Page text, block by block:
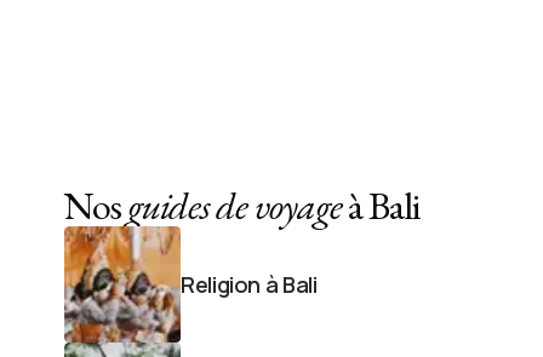
Nosguides de voyageà Bali
Religion à Bali